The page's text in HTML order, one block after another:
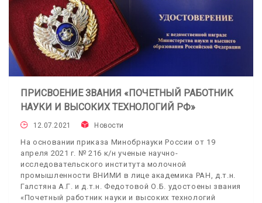
ПРИСВОЕНИЕ ЗВАНИЯ «ПОЧЕТНЫЙ РАБОТНИК
НАУКИ И ВЫСОКИХ ТЕХНОЛОГИЙ РФ»
12.07.2021 Новости
На основании приказа Минобрнауки России от 19
апреля 2021 г. № 216 к/н ученые научно-
исследовательского института молочной
промышленности ВНИМИ в лице академика РАН, д.т.н.
Галстяна А.Г. и д.т.н. Федотовой О.Б. удостоены звания
«Почетный работник науки и высоких технологий